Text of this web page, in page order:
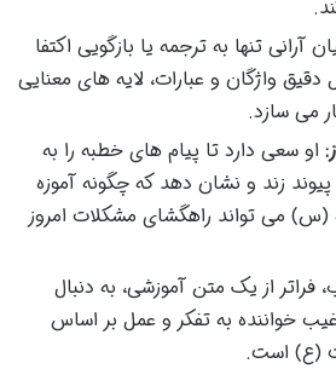
آرانی تنها به ترجمه یا بازگویی اکتفا
دقیق واژگان و عبارات، لایه های معنایی
می سازد.
او سعی دارد تا پیام های خطبه را به
زند و نشان دهد که چگونه آموزه
می تواند راهگشای مشکلات امروز
فراتر از یک متن آموزشی، به دنبال
خواننده به تفکر و عمل بر اساس
(ع) است.